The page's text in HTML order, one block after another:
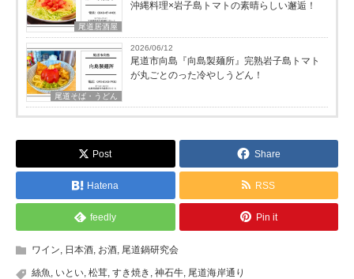
尾道居酒屋
沖縄料理×岩子島トマトの素晴らしい邂逅！
尾道そば・うどん
2026/06/12
尾道市向島『向島製麺所』完熟岩子島トマト
が丸ごとのった冷やしうどん！
Post Share
Hatena RSS
feedly Pin it
ワイン 日本酒 お酒 尾道鍋研究会
絲魚 いとい 松茸 すき焼き 神石牛 尾道海岸通り